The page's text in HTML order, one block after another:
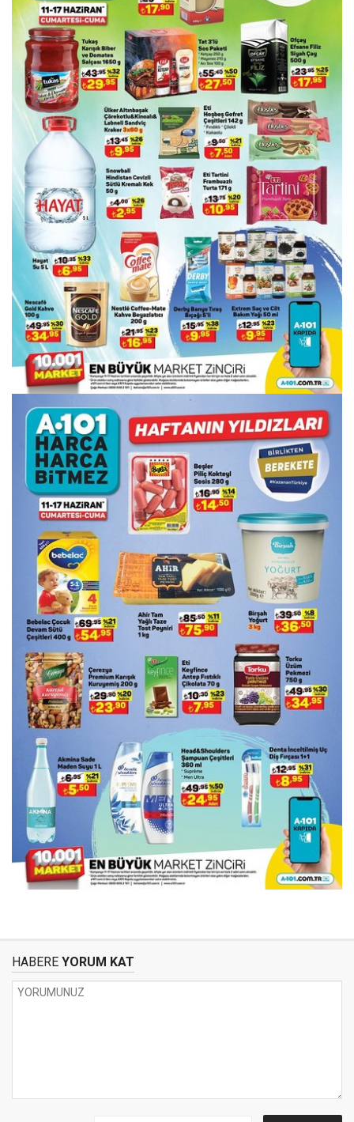
HABERE YORUM KAT